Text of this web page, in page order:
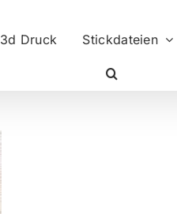
3d Druck Stickdateien